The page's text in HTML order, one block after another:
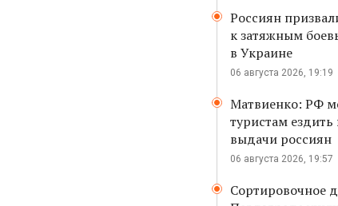
Россиян
к затяжным
в Украине
06 августа 2026, 19:19
Матвиенко: РФ
туристам
выдачи россиян
06 августа 2026, 19:57
Сортировочное